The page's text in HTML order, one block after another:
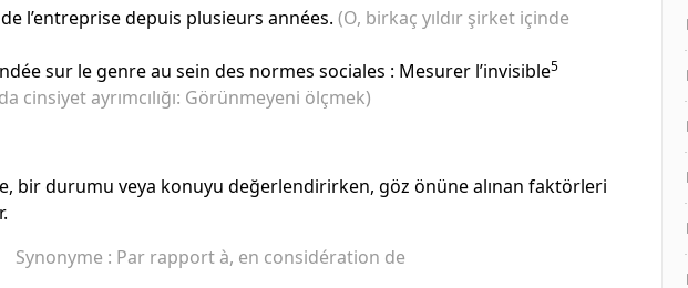
l’entreprise depuis plusieurs années. (O, birkaç yıldır şirket içinde
sur le genre au sein des normes sociales : Mesurer l’invisible5
cinsiyet ayrımcılığı: Görünmeyeni ölçmek)
bir durumu veya konuyu değerlendirirken, göz önüne alınan faktörleri
Synonyme : Par rapport à, en considération de